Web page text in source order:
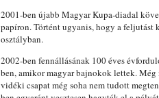
2001-ben újabb Magyar Kupa-diadal
papíron. Történt ugyanis, hogy a
osztályban.
2002-ben fennállásának 100 éves
ben, amikor magyar bajnokok lettek.
vidéki csapat még soha nem tudott